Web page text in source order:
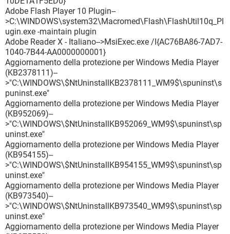
Adobe Flash Player 10 Plugin--
>C:\WINDOWS\system32\Macromed\Flash\FlashUtil10q_Pl
ugin.exe -maintain plugin
Adobe Reader X - Italiano-->MsiExec.exe /I{AC76BA86-7AD7-
1040-7B44-AA0000000001}
Aggiornamento della protezione per Windows Media Player
(KB2378111)--
>"C:\WINDOWS\$NtUninstallKB2378111_WM9$\spuninst\s
puninst.exe"
Aggiornamento della protezione per Windows Media Player
(KB952069)--
>"C:\WINDOWS\$NtUninstallKB952069_WM9$\spuninst\sp
uninst.exe"
Aggiornamento della protezione per Windows Media Player
(KB954155)--
>"C:\WINDOWS\$NtUninstallKB954155_WM9$\spuninst\sp
uninst.exe"
Aggiornamento della protezione per Windows Media Player
(KB973540)--
>"C:\WINDOWS\$NtUninstallKB973540_WM9$\spuninst\sp
uninst.exe"
Aggiornamento della protezione per Windows Media Player